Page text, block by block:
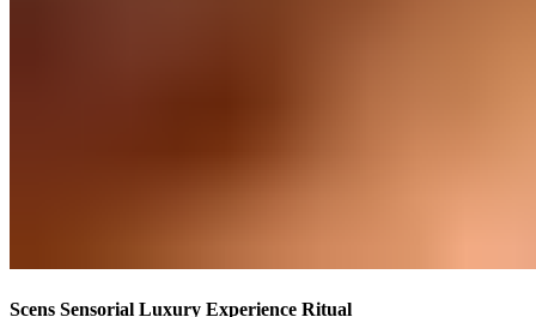
Scens Sensorial Luxury Experience Ritual​​​​‌ ‍ ​‍​‍‌‍ ‌ ​‍‌‍‍‌‌‍‌ ‌‍‍‌‌‍ ‍​‍​‍​ ‍‍​‍​‍‌ ​ ‌‍​‌‌‍ ‍‌‍‍‌‌ ‌​‌ ‍‌​‍ ‍‌‍‍‌‌‍ ​‍​‍​‍ ​​‍​‍‌‍‍​‌ ​‍‌‍‌‌‌‍‌‍​‍​‍​ ‍‍​‍​‍‌‍‍​‌ ‌​‌ ‌​‌ ​​‌ ​ ​ ‍‍​‍ ​‍ ‌‍ ​​‍ ‌‌‍​‌‌‍ ‍‌‍‌​​‍ ‌‌ ​‍​‍ ‌‌‍‍​‌‍ ‌ ‌​‌‍‌‌‌‍ ​‌ ​ ​‍ ‌‌ ​ ‌ ‌​‌ ‌‌‌‍‌​‌‍‍‌‌‍ ​‍ ‍‌ ‌‍‌‍‌‌‌ ​‍‌‍​ ‌‍‌‌‌‍ ​​‍ ‍‌‍​‌‌ ​​‌ ​​​‍ ‌‍‍‌‌‍ ‍‌ ‌​‌‍‌‌‌‍ ‍‌ ‌​​‍ ‌‍‌‌‌‍‌​‌‍‍‌‌ ‌​​‍ ‌‍ ‌‌‍ ‌‍‌​‌‍‌‌​ ‌‌ ​​‌ ​‍‌‍‌‌‌ ​ ‌‍‌‌‌‍ ‍‌ ‌​‌‍​‌‌ ‌​‌‍‍‌‌‍ ‌‍ ‍​ ‍ ‌‍‍‌‌‍‌​​ ‌‌‍‌‌‌‍​‌​ ‍​​ ​‌‌‍​ ‌‍​ ​ ​‍​ ​‍​‍ ‌​ ‍‌‌‍‌‍​ ‍​​ ​ ​‍ ‌​ ‌​‌‍​‌‌‍​‍​ ‌ ​‍ ‌​ ‍​​ ‍‌‌‍‌​​ ​ ​‍ ‌‌‍​‌​ ‌ ​ ‍​​ ‍​​ ‌‍‌‍‌​‌‍​‍​ ​‌​ ‍​​ ‌‌​ ​‍‌‍‌‍​ ‍ ‌ ‌​‌ ‍‌‌ ​​‌‍‌‌​ ‌‌‍‍​‌‍ ‌ ‌​‌‍‌‌‌‍ ​‌‌‌​‌ ​‍‌‍‌‌‌‍​‌‌ ‌​‌‍ ‌‌‍‌‌‌‍ ‍‌ ‌​​ ‍ ‌ ​​‌‍​‌‌ ‌​‌‍‍​​ ‌‌ ‌​‌‍‍‌‌ ‌​‌‍ ​‌‍‌‌​ ‌‍​‍‌‍​‌‌ ​ ‌‍‌‌‌‌‌‌‌ ​‍‌‍ ​​ ‌‌‍‍​‌ ‌​‌ ‌​‌ ​​‌ ​ ​‍‌‌​ ​ ‌​​‌​‍‌‌​ ​‍‌​‌‍​‍‌‌​ ​‍‌​‌‍‌‍ ​​‍ ‌‌‍​‌‌‍ ‍‌‍‌​​‍ ‌‌ ​‍​‍ ‌‌‍‍​‌‍ ‌ ‌​‌‍‌‌‌‍ ​‌ ​ ​‍ ‌‌ ​ ‌ ‌​‌ ‌‌‌‍‌​‌‍‍‌‌‍ ​‍ ‍‌ ‌‍‌‍‌‌‌ ​‍‌‍​ ‌‍‌‌‌‍ ​​‍ ‍‌‍​‌‌ ​​‌ ​​​‍‌‍‌‍‍‌‌‍‌​​ ‌‌‍‌‌‌‍​‌​ ‍​​ ​‌‌‍​ ‌‍​ ​ ​‍​ ​‍​‍ ‌​ ‍‌‌‍‌‍​ ‍​​ ​ ​‍ ‌​ ‌​‌‍​‌‌‍​‍​ ‌ ​‍ ‌​ ‍​​ ‍‌‌‍‌​​ ​ ​‍ ‌‌‍​‌​ ‌ ​ ‍​​ ‍​​ ‌‍‌‍‌​‌‍​‍​ ​‌​ ‍​​ ‌‌​ ​‍‌‍‌‍​‍‌‍‌ ‌​‌ ‍‌‌ ​​‌‍‌‌​ ‌‌‍‍​‌‍ ‌ ‌​‌‍‌‌‌‍ ​‌‌‌​‌ ​‍‌‍‌‌‌‍​‌‌ ‌​‌‍ ‌‌‍‌‌‌‍ ‍‌ ‌​​‍‌‍‌ ​​‌‍​‌‌ ‌​‌‍‍​​ ‌‌ ‌​‌‍‍‌‌ ‌​‌‍ ​‌‍‌‌​‍‌‍‌ ​​‌‍‌‌‌ ​‍‌ ​ ‌ ​​‌‍‌‌‌‍​ ‌ ‌​‌‍‍‌‌ ‌‍‌‍‌‌​ ‌‌ ​​‌ ‌‌‌‍​‍‌‍ ​‌‍‍‌‌ ​ ‌‍‍​‌‍‌‌‌‍‌​​‍​‍‌ ‌